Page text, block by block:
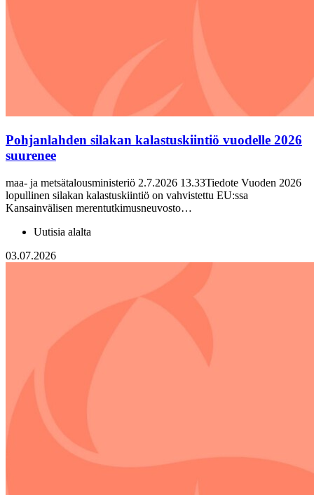
Pohjanlahden silakan kalastuskiintiö vuodelle 2026
suurenee
maa- ja metsätalousministeriö 2.7.2026 13.33Tiedote Vuoden 2026
lopullinen silakan kalastuskiintiö on vahvistettu EU:ssa
Kansainvälisen merentutkimusneuvosto…
Uutisia alalta
03.07.2026